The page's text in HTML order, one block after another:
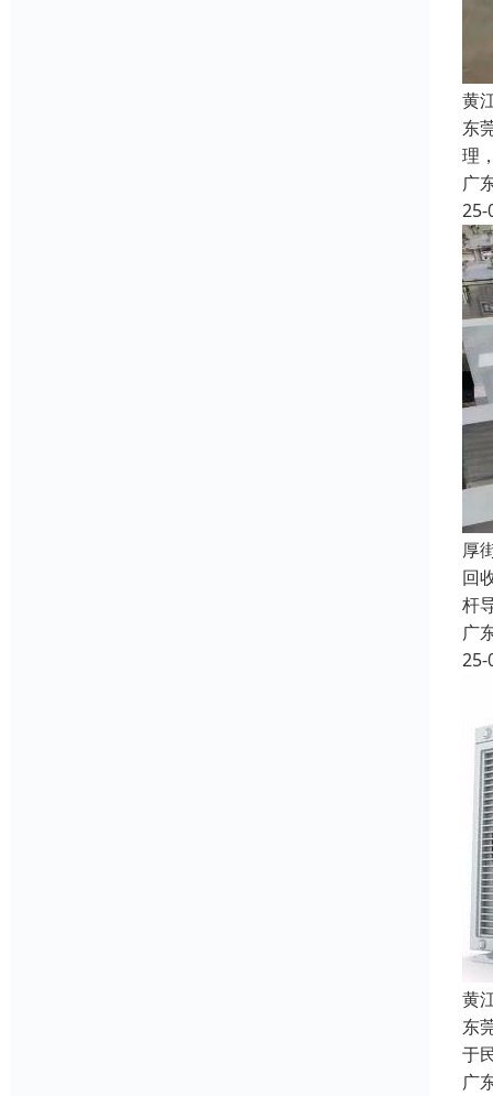
黄
东
理
广
25-
厚
回
杆
广
25-
黄
东
于
广